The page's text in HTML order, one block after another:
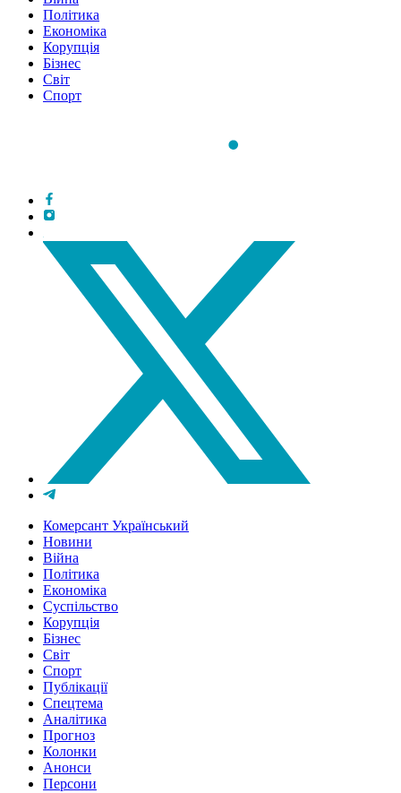
Політика
Економіка
Корупція
Бізнес
Світ
Спорт
Комерсант Український
Новини
Війна
Політика
Економіка
Суспільство
Корупція
Бізнес
Світ
Спорт
Публікації
Спецтема
Аналітика
Прогноз
Колонки
Анонси
Персони